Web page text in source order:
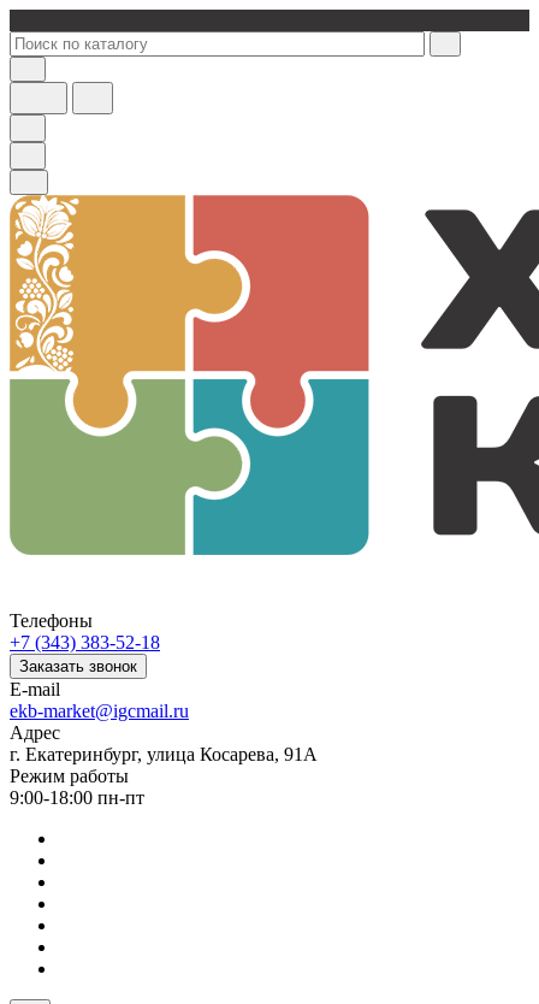
Телефоны
+7 (343) 383-52-18
Заказать звонок
E-mail
ekb-market@igcmail.ru
Адрес
г. Екатеринбург, улица Косарева, 91А
Режим работы
9:00-18:00 пн-пт